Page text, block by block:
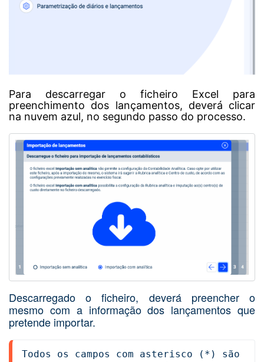
Para descarregar o ficheiro Excel para
preenchimento dos lançamentos, deverá clicar
na nuvem azul, no segundo passo do processo.
Descarregado o ficheiro, deverá preencher o
mesmo com a informação dos lançamentos que
pretende importar.
Todos os campos com asterisco (*) são